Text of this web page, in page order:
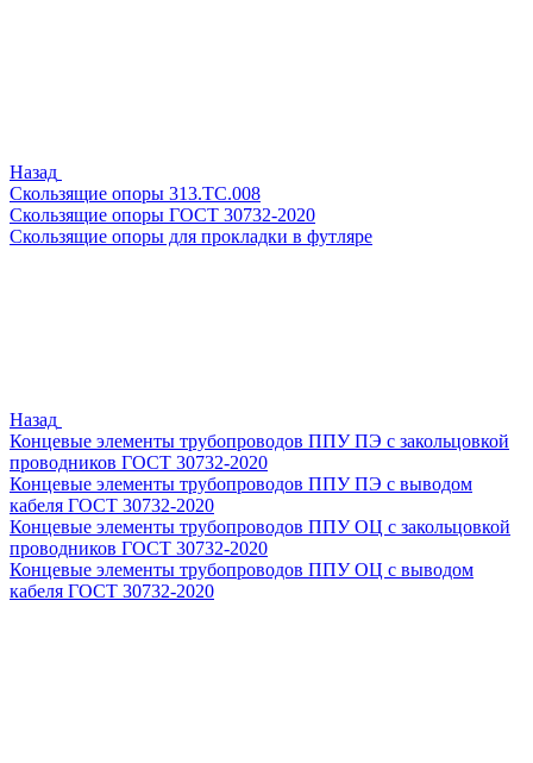
Назад
Скользящие опоры 313.ТС.008
Скользящие опоры ГОСТ 30732-2020
Скользящие опоры для прокладки в футляре
Назад
Концевые элементы трубопроводов ППУ ПЭ с закольцовкой
проводников ГОСТ 30732-2020
Концевые элементы трубопроводов ППУ ПЭ с выводом
кабеля ГОСТ 30732-2020
Концевые элементы трубопроводов ППУ ОЦ с закольцовкой
проводников ГОСТ 30732-2020
Концевые элементы трубопроводов ППУ ОЦ с выводом
кабеля ГОСТ 30732-2020